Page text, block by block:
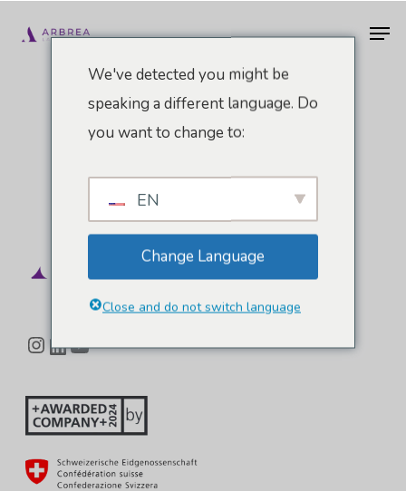
Instagram
We've detected you might be
speaking a different language. Do
you want to change to:
EN
Change Language
Close and do not switch language